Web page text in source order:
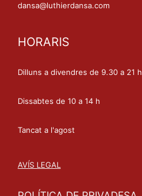
dansa@luthierdansa.com
HORARIS
Dilluns a divendres de 9.30 a 21 h
Dissabtes de 10 a 14 h
Tancat a l'agost
AVÍS LEGAL